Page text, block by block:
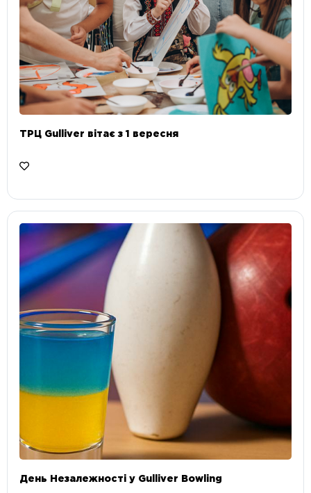
ТРЦ Gulliver вітає з 1 вересня
День Незалежності у Gulliver Bowling